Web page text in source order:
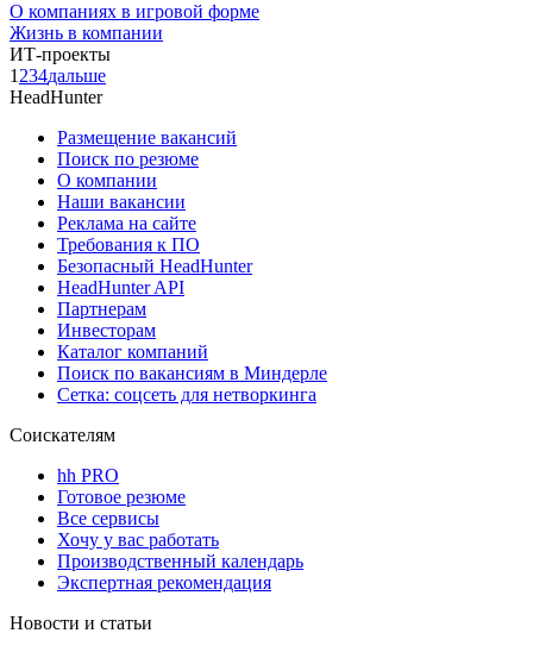
О компаниях в игровой форме
Жизнь в компании
ИТ-проекты
1 234дальше
HeadHunter
Размещение вакансий
Поиск по резюме
О компании
Наши вакансии
Реклама на сайте
Требования к ПО
Безопасный HeadHunter
HeadHunter API
Партнерам
Инвесторам
Каталог компаний
Поиск по вакансиям в Миндерле
Сетка: соцсеть для нетворкинга
Соискателям
hh PRO
Готовое резюме
Все сервисы
Хочу у вас работать
Производственный календарь
Экспертная рекомендация
Новости и статьи